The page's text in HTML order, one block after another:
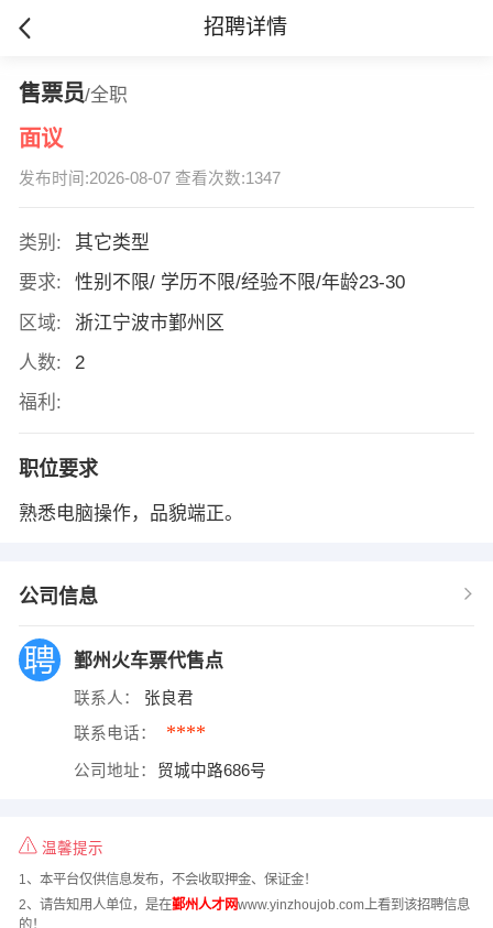
招聘详情
售票员/全职
面议
发布时间:2026-08-07 查看次数:1347
类别:
其它类型
要求:
性别不限/ 学历不限/经验不限/年龄23-30
区域:
浙江宁波市鄞州区
人数:
2
福利:
职位要求
熟悉电脑操作，品貌端正。
公司信息
鄞州火车票代售点
联系人： 张良君
联系电话： ****
公司地址： 贸城中路686号
温馨提示
1、本平台仅供信息发布，不会收取押金、保证金！
2、请告知用人单位，是在鄞州人才网www.yinzhoujob.com上看到该招聘信息
的！